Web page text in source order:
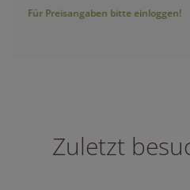
Für Preisangaben bitte einloggen!
Zuletzt